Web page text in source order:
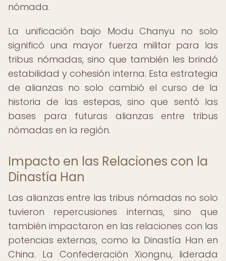
nómada.
La unificación bajo Modu Chanyu no solo
significó una mayor fuerza militar para las
tribus nómadas, sino que también les brindó
estabilidad y cohesión interna. Esta estrategia
de alianzas no solo cambió el curso de la
historia de las estepas, sino que sentó las
bases para futuras alianzas entre tribus
nómadas en la región.
Impacto en las Relaciones con la
Dinastía Han
Las alianzas entre las tribus nómadas no solo
tuvieron repercusiones internas, sino que
también impactaron en las relaciones con las
potencias externas, como la Dinastía Han en
China. La Confederación Xiongnu, liderada